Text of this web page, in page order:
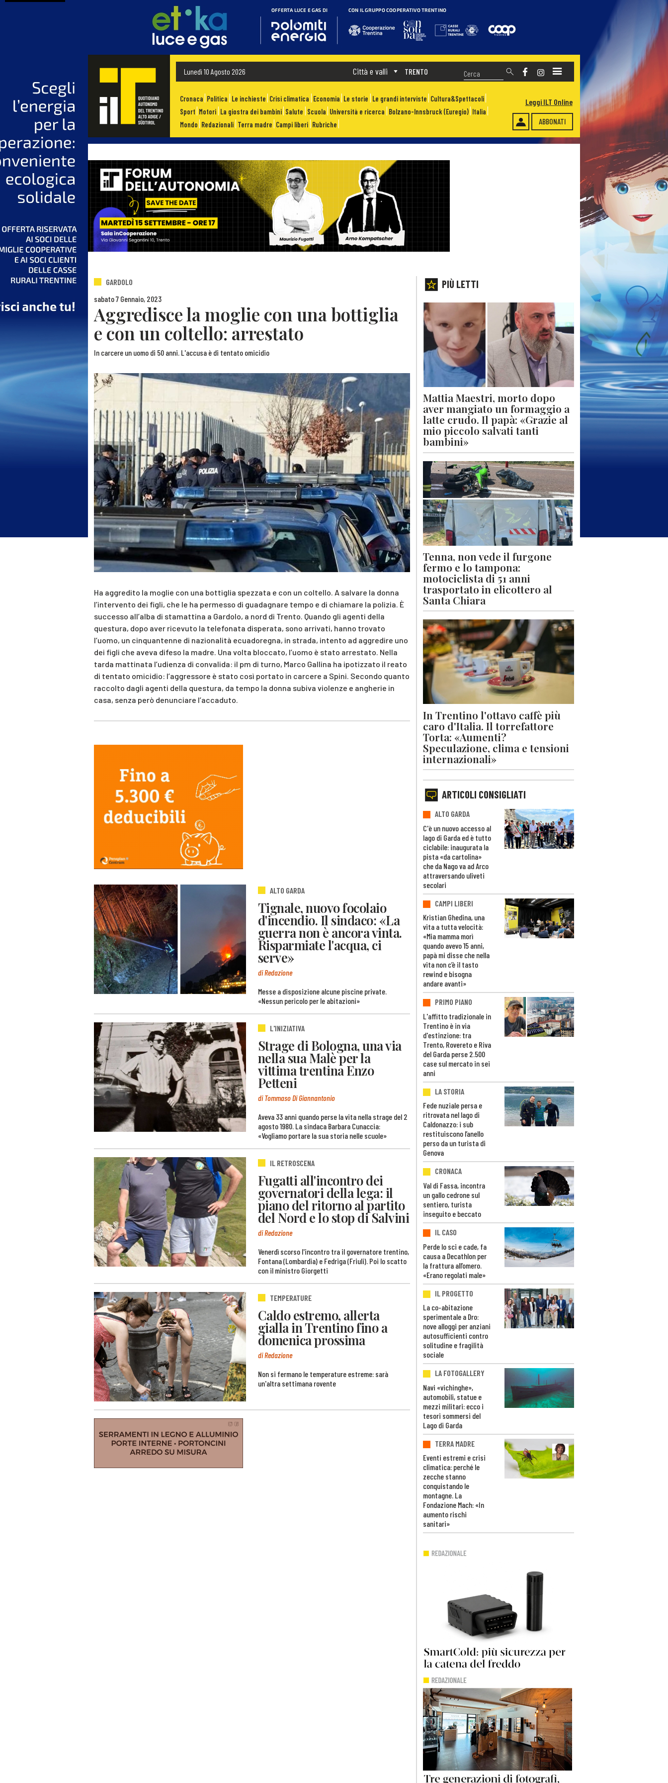
Lunedì 10 Agosto 2026 TRENTO
Città e valli
Cronaca Politica Le inchieste Crisi climatica Economia Le storie Le grandi interviste Cultura&Spettacoli
Sport Motori La giostra dei bambini Salute Scuola Università e ricerca Bolzano-Innsbruck (Euregio) Italia
Mondo Redazionali Terra madre Campi liberi Rubriche ABBONATI
Leggi ILT Online
GARDOLO
sabato 7 Gennaio, 2023
Aggredisce la moglie con una bottiglia
e con un coltello: arrestato
In carcere un uomo di 50 anni. L'accusa è di tentato omicidio
Ha aggredito la moglie con una bottiglia spezzata e con un coltello. A salvare la donna
l’intervento dei figli, che le ha permesso di guadagnare tempo e di chiamare la polizia. È
successo all’alba di stamattina a Gardolo, a nord di Trento. Quando gli agenti della
questura, dopo aver ricevuto la telefonata disperata, sono arrivati, hanno trovato
l’uomo, un cinquantenne di nazionalità ecuadoregna, in strada, intento ad aggredire uno
dei figli che aveva difeso la madre. Una volta bloccato, l’uomo è stato arrestato. Nella
tarda mattinata l’udienza di convalida: il pm di turno, Marco Gallina ha ipotizzato il reato
di tentato omicidio: l’aggressore è stato così portato in carcere a Spini. Secondo quanto
raccolto dagli agenti della questura, da tempo la donna subiva violenze e angherie in
casa, senza però denunciare l’accaduto.
ALTO GARDA
Tignale, nuovo focolaio
d'incendio. Il sindaco: «La
guerra non è ancora vinta.
Risparmiate l'acqua, ci
serve»
di Redazione
Messe a disposizione alcune piscine private.
«Nessun pericolo per le abitazioni»
L'INIZIATIVA
Strage di Bologna, una via
nella sua Malè per la
vittima trentina Enzo
Petteni
di Tommaso Di Giannantonio
Aveva 33 anni quando perse la vita nella strage del 2
agosto 1980. La sindaca Barbara Cunaccia:
«Vogliamo portare la sua storia nelle scuole»
IL RETROSCENA
Fugatti all'incontro dei
governatori della lega: il
piano del ritorno al partito
del Nord e lo stop di Salvini
di Redazione
Venerdì scorso l'incontro tra il governatore trentino,
Fontana (Lombardia) e Fedriga (Friuli). Poi lo scatto
con il ministro Giorgetti
TEMPERATURE
Caldo estremo, allerta
gialla in Trentino fino a
domenica prossima
di Redazione
Non si fermano le temperature estreme: sarà
un'altra settimana rovente
PIÙ LETTI
Mattia Maestri, morto dopo
aver mangiato un formaggio a
latte crudo. Il papà: «Grazie al
mio piccolo salvati tanti
bambini»
Tenna, non vede il furgone
fermo e lo tampona:
motociclista di 51 anni
trasportato in elicottero al
Santa Chiara
In Trentino l'ottavo caffè più
caro d'Italia. Il torrefattore
Torta: «Aumenti?
Speculazione, clima e tensioni
internazionali»
ARTICOLI CONSIGLIATI
ALTO GARDA
C'è un nuovo accesso al
lago di Garda ed è tutto
ciclabile: inaugurata la
pista «da cartolina»
che da Nago va ad Arco
attraversando uliveti
secolari
CAMPI LIBERI
Kristian Ghedina, una
vita a tutta velocità:
«Mia mamma morì
quando avevo 15 anni,
papà mi disse che nella
vita non c’è il tasto
rewind e bisogna
andare avanti»
PRIMO PIANO
L'affitto tradizionale in
Trentino è in via
d'estinzione: tra
Trento, Rovereto e Riva
del Garda perse 2.500
case sul mercato in sei
anni
LA STORIA
Fede nuziale persa e
ritrovata nel lago di
Caldonazzo: i sub
restituiscono l’anello
perso da un turista di
Genova
CRONACA
Val di Fassa, incontra
un gallo cedrone sul
sentiero, turista
inseguito e beccato
IL CASO
Perde lo sci e cade, fa
causa a Decathlon per
la frattura all’omero.
«Erano regolati male»
IL PROGETTO
La co-abitazione
sperimentale a Dro:
nove alloggi per anziani
autosufficienti contro
solitudine e fragilità
sociale
LA FOTOGALLERY
Navi «vichinghe»,
automobili, statue e
mezzi militari: ecco i
tesori sommersi del
Lago di Garda
TERRA MADRE
Eventi estremi e crisi
climatica: perché le
zecche stanno
conquistando le
montagne. La
Fondazione Mach: «In
aumento rischi
sanitari»